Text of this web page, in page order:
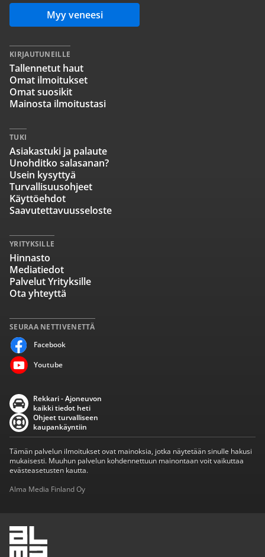
Myy veneesi
SEURAA NETTIVENETTÄ
Facebook
Youtube
KIRJAUTUNEILLE
Tallennetut haut
Omat ilmoitukset
Omat suosikit
Mainosta ilmoitustasi
TUKI
Asiakastuki ja palaute
Unohditko salasanan?
Usein kysyttyä
Turvallisuusohjeet
Käyttöehdot
Saavutettavuusseloste
YRITYKSILLE
Hinnasto
Mediatiedot
Palvelut Yrityksille
Ota yhteyttä
Rekkari - Ajoneuvon
kaikki tiedot heti
Ohjeet turvalliseen
kaupankäyntiin
Tämän palvelun ilmoitukset ovat mainoksia, jotka näytetään sinulle hakusi
mukaisesti. Muuhun palvelun kohdennettuun mainontaan voit vaikuttaa
evästeasetusten kautta.
Alma Media Finland Oy